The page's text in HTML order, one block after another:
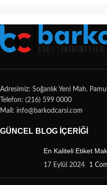
Adresimiz: Soğanlık Yeni Mah.
Telefon: (216) 599 0000
Mail: info@barkodcarsi.com
GÜNCEL BLOG İÇERIĞI
En Kaliteli Etiket
17 Eylül 2024 1